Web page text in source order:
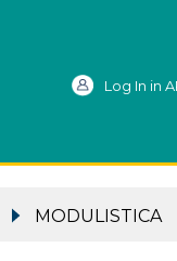
Log In in
MODULISTICA